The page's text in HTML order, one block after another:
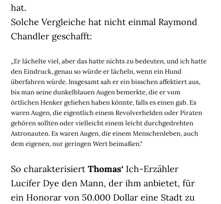
hat.
Solche Vergleiche hat nicht einmal Raymond
Chandler geschafft:
„Er lächelte viel, aber das hatte nichts zu bedeuten, und ich hatte
den Eindruck, genau so würde er lächeln, wenn ein Hund
überfahren würde. Insgesamt sah er ein bisschen affektiert aus,
bis man seine dunkelblauen Augen bemerkte, die er vom
örtlichen Henker geliehen haben könnte, falls es einen gab. Es
waren Augen, die eigentlich einem Revolverhelden oder Piraten
gehören sollten oder vielleicht einem leicht durchgedrehten
Astronauten. Es waren Augen, die einem Menschenleben, auch
dem eigenen, nur geringen Wert beimaßen.“
So charakterisiertThomas‘ Ich-Erzähler
Lucifer Dye den Mann, der ihm anbietet, für
ein Honorar von 50.000 Dollar eine Stadt zu